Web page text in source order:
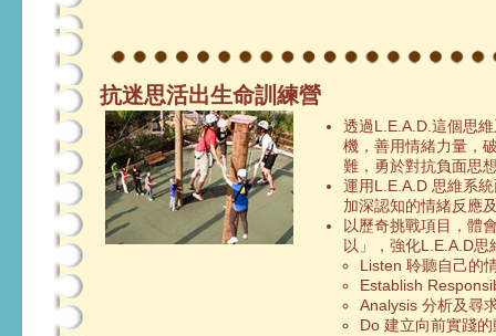
抗迷思活出生命訓練營
透過L.E.A.D.這個思
機，善用情緒力量，
難，勇於對抗負面思
運用L.E.A.D 思維系
加深認知的情緒反應
以歷奇挑戰項目，體
以」，強化L.E.A.D
Listen 聆聽自己的
Establish
Analysis 分析及尋
Do 建立向前實踐